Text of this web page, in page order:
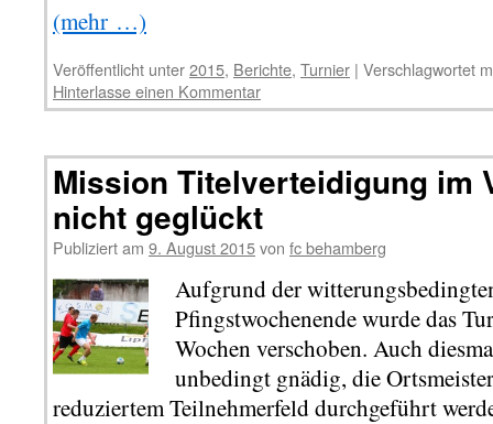
(mehr …)
Veröffentlicht unter2015, Berichte, Turnier | Verschlagwortet
Hinterlasse einen Kommentar
Mission Titelverteidigung im
nicht geglückt
Publiziert am 9. August 2015von fc behamberg
Aufgrund der
Pfingstwochenende wurde das
Wochen verschoben. Auch
unbedingt gnädig, die
reduziertem Teilnehmerfeld durchgeführt